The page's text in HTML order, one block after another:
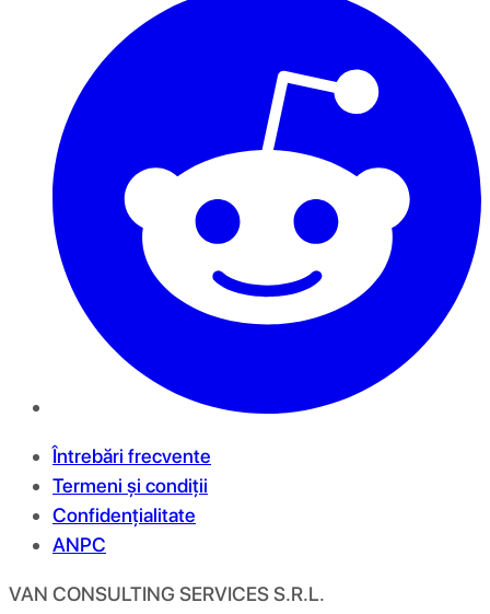
Întrebări frecvente
Termeni și condiții
Confidențialitate
ANPC
VAN CONSULTING SERVICES S.R.L.